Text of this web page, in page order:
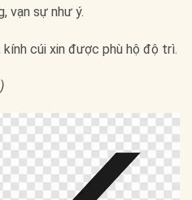
vạn sự như ý.
cúi xin được phù hộ độ trì.